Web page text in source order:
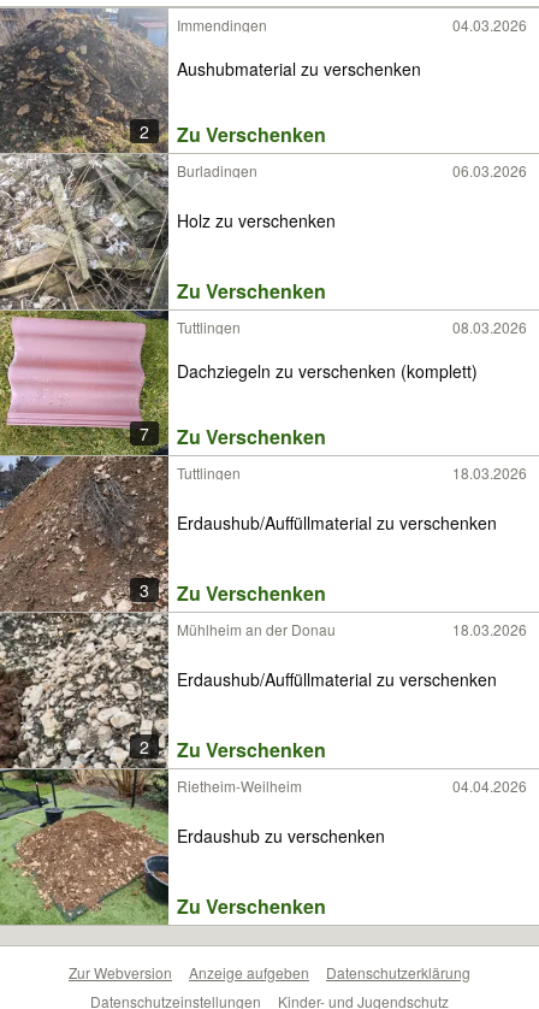
2
Immendingen 04.03.2026
Aushubmaterial zu verschenken
Zu Verschenken
Burladingen 06.03.2026
Holz zu verschenken
Zu Verschenken
7
Tuttlingen 08.03.2026
Dachziegeln zu verschenken (komplett)
Zu Verschenken
3
Tuttlingen 18.03.2026
Erdaushub/Auffüllmaterial zu verschenken
Zu Verschenken
2
Mühlheim an der Donau 18.03.2026
Erdaushub/Auffüllmaterial zu verschenken
Zu Verschenken
Rietheim-Weilheim 04.04.2026
Erdaushub zu verschenken
Zu Verschenken
Zur Webversion Anzeige aufgeben
Datenschutzerklärung
Datenschutzeinstellungen
Kinder- und Jugendschutz